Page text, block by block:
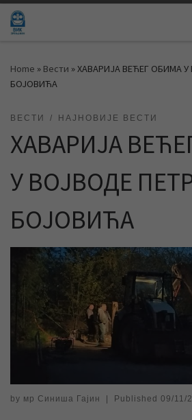
Skip to content
Home » Вести »ХАВАРИЈА ВЕЋЕГ ОБИМА У
БОЈОВИЋА
ВЕСТИ НАЈНОВИЈЕ ВЕСТИ
ХАВАРИЈА
У ВОЈВОДЕ
БОЈОВИЋА
by мр Синиша Гајин Published 09/11/